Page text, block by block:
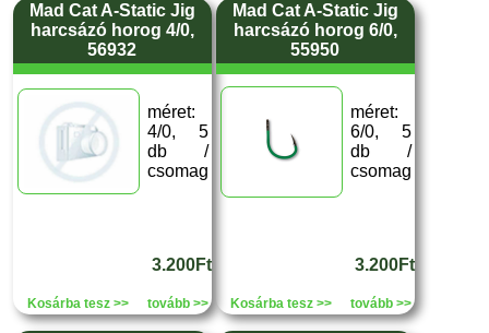
Mad Cat A-Static Jig
harcsázó horog 4/0,
56932
méret:
4/0, 5
db /
csomag
3.200Ft
Kosárba tesz >> tovább >>
Mad Cat A-Static Jig
harcsázó horog 6/0,
55950
méret:
6/0, 5
db /
csomag
3.200Ft
Kosárba tesz >> tovább >>